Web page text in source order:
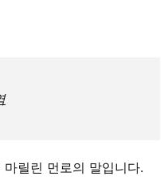
릴린 먼로의 말입니다.